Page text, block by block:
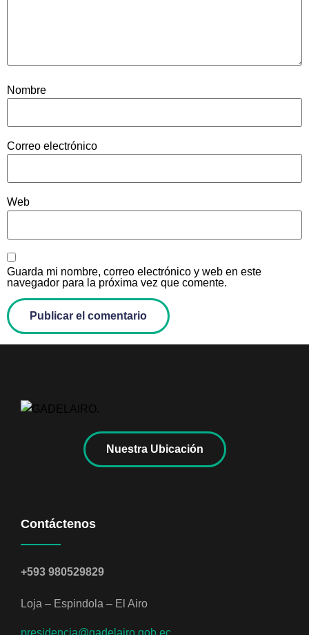
Nombre
Correo electrónico
Web
Guarda mi nombre, correo electrónico y web en este
navegador para la próxima vez que comente.
Nuestra Ubicación
Contáctenos
+593 980529829
Loja – Espindola – El Airo